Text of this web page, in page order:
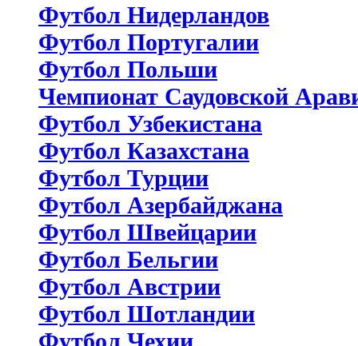
Футбол Нидерландов
Футбол Португалии
Футбол Польши
Чемпионат Саудовской
Футбол Узбекистана
Футбол Казахстана
Футбол Турции
Футбол Азербайджана
Футбол Швейцарии
Футбол Бельгии
Футбол Австрии
Футбол Шотландии
Футбол Чехии